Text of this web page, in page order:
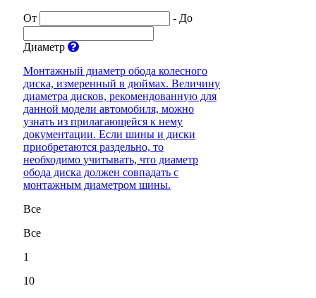
От - До
Диаметр
Монтажный диаметр обода колесного
диска, измеренный в дюймах. Величину
диаметра дисков, рекомендованную для
данной модели автомобиля, можно
узнать из прилагающейся к нему
документации. Если шины и диски
приобретаются раздельно, то
необходимо учитывать, что диаметр
обода диска должен совпадать с
монтажным диаметром шины.
Все
Все
1
10